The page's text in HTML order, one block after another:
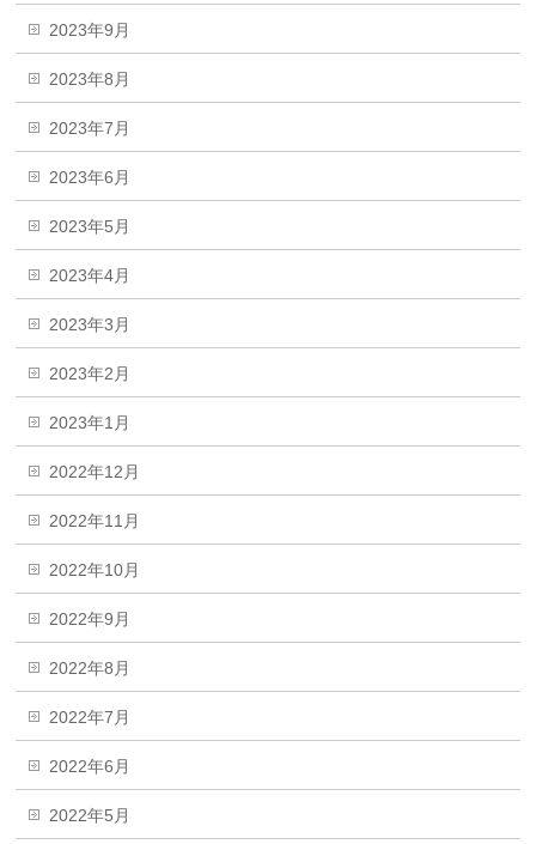
2023年9月
2023年8月
2023年7月
2023年6月
2023年5月
2023年4月
2023年3月
2023年2月
2023年1月
2022年12月
2022年11月
2022年10月
2022年9月
2022年8月
2022年7月
2022年6月
2022年5月